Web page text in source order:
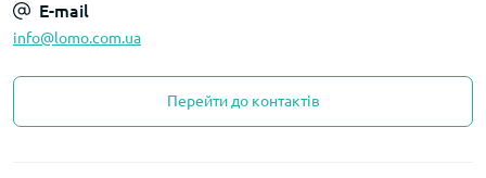
E-mail
info@lomo.com.ua
Перейти до контактів